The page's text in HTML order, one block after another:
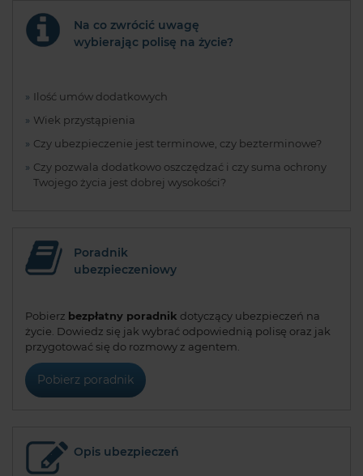
Na co zwrócić uwagę
wybierając polisę na życie?
Ilość umów dodatkowych
Wiek przystąpienia
Czy ubezpieczenie jest terminowe, czy bezterminowe?
Czy pozwala dodatkowo oszczędzać i czy suma ochrony
Twojego życia jest dobrej wysokości?
Poradnik
ubezpieczeniowy
Pobierz bezpłatny poradnik dotyczący ubezpieczeń na
życie. Dowiedz się jak wybrać odpowiednią polisę oraz jak
przygotować się do rozmowy z agentem.
Pobierz poradnik
Opis ubezpieczeń